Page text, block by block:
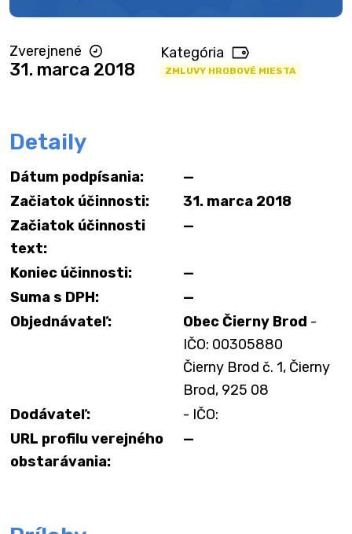
Zverejnené
31. marca 2018
Kategória
ZMLUVY HROBOVÉ MIESTA
Detaily
Dátum podpísania:
—
Začiatok účinnosti:
31. marca 2018
Začiatok účinnosti
text:
—
Koniec účinnosti:
—
Suma s DPH:
—
Objednávateľ:
Obec Čierny Brod -
IČO: 00305880
Čierny Brod č. 1, Čierny
Brod, 925 08
Dodávateľ:
- IČO:
URL profilu verejného
obstarávania:
—